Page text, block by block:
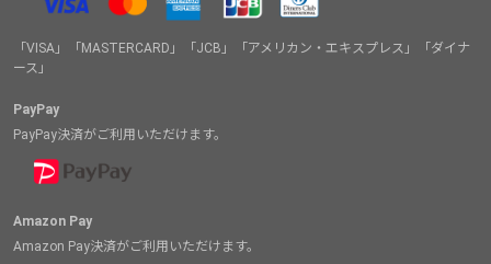
「VISA」「MASTERCARD」「JCB」「アメリカン・エキスプレス」「ダイナ
ース」
PayPay
PayPay決済がご利用いただけます。
Amazon Pay
Amazon Pay決済がご利用いただけます。